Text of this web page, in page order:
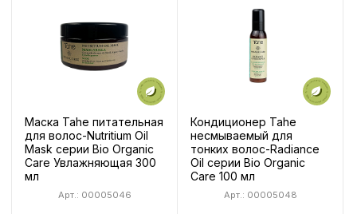
Маска Tahe питательная
для волос-Nutritium Oil
Mask серии Bio Organic
Care Увлажняющая 300
мл
Арт.: 00005046
Кондиционер Tahe
несмываемый для
тонких волос-Radiance
Oil серии Bio Organic
Care 100 мл
Арт.: 00005048